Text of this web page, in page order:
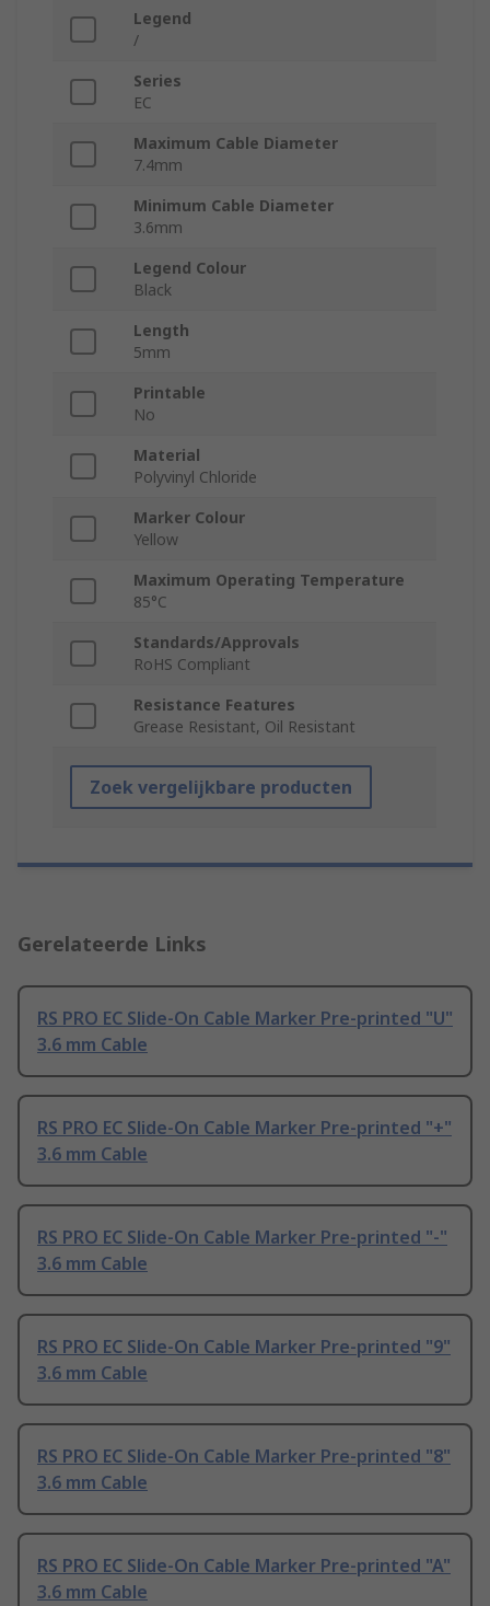
Legend
/
Series
EC
Maximum Cable Diameter
7.4mm
Minimum Cable Diameter
3.6mm
Legend Colour
Black
Length
5mm
Printable
No
Material
Polyvinyl Chloride
Marker Colour
Yellow
Maximum Operating Temperature
85°C
Standards/Approvals
RoHS Compliant
Resistance Features
Grease Resistant, Oil Resistant
Zoek vergelijkbare producten
Gerelateerde Links
RS PRO EC Slide-On Cable Marker Pre-printed "U"
3.6 mm Cable
RS PRO EC Slide-On Cable Marker Pre-printed "+"
3.6 mm Cable
RS PRO EC Slide-On Cable Marker Pre-printed "-"
3.6 mm Cable
RS PRO EC Slide-On Cable Marker Pre-printed "9"
3.6 mm Cable
RS PRO EC Slide-On Cable Marker Pre-printed "8"
3.6 mm Cable
RS PRO EC Slide-On Cable Marker Pre-printed "A"
3.6 mm Cable